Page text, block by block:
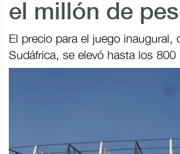
el millón de
El precio para el juego inaugural,
Sudáfrica, se elevó hasta los 800